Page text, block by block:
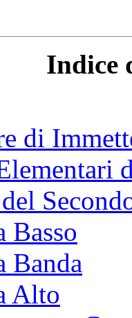
Indice
di
Basso
Banda
Alto